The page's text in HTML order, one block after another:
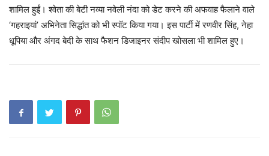
शामिल हुईं। श्वेता की बेटी नव्या नवेली नंदा को डेट करने की अफवाह फैलाने वाले
‘गहराइयां’ अभिनेता सिद्धांत को भी स्पॉट किया गया। इस पार्टी में रणवीर सिंह, नेहा
धूपिया और अंगद बेदी के साथ फैशन डिजाइनर संदीप खोसला भी शामिल हुए।